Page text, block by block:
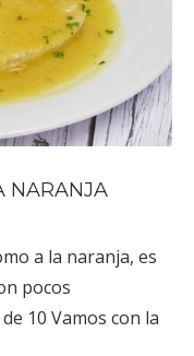
NARANJA
a la naranja, es
pocos
10 Vamos con la